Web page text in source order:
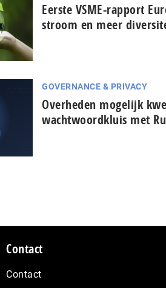
Eerste VSME-rapport
stroom en meer
GOVERNANCE & PRIVACY
Overheden mogelijk
wacht­woord­kluis met
Contact
Contact